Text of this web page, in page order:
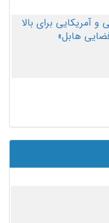
آمریکایی برای بالا
هابل»